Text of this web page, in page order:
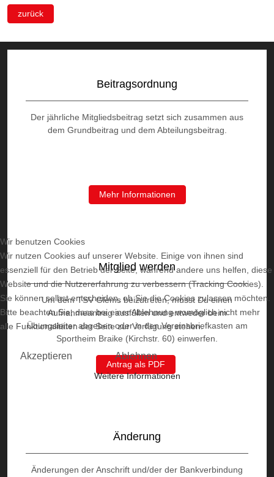
zurück
Beitragsordnung
Der jährliche Mitgliedsbeitrag setzt sich zusammen aus
dem Grundbeitrag und dem Abteilungsbeitrag.
Mehr Informationen
Mitglied werden
Um dem TSV Glems beizutreten, musst Du einen
Aufnahmeantrag ausfüllen und entweder beim
Übungsleiter abgeben oder in den Vereinsbriefkasten am
Sportheim Braike (Kirchstr. 60) einwerfen.
Antrag als PDF
Änderung
Änderungen der Anschrift und/der der Bankverbindung
Wir benutzen Cookies
Wir nutzen Cookies auf unserer Website. Einige von ihnen sind
essenziell für den Betrieb der Seite, während andere uns helfen, diese
Website und die Nutzererfahrung zu verbessern (Tracking Cookies).
Sie können selbst entscheiden, ob Sie die Cookies zulassen möchten.
Bitte beachten Sie, dass bei einer Ablehnung womöglich nicht mehr
alle Funktionalitäten der Seite zur Verfügung stehen.
Akzeptieren Ablehnen
Weitere Informationen